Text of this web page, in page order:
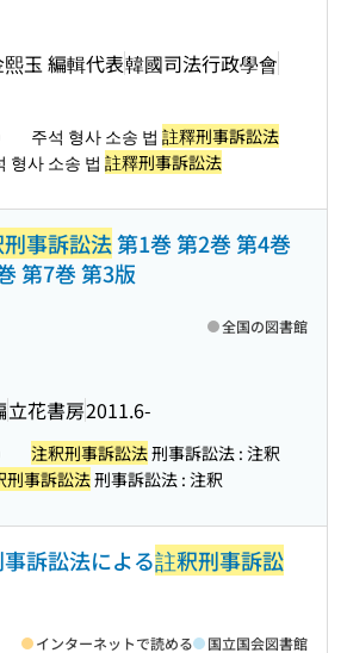
玉 編輯代表韓國司法行政學會
주석 형사 소송 법 註釋刑事訴訟法
형사 소송 법 註釋刑事訴訟法
事訴訟法第1巻 第2巻 第4巻
第7巻 第3版
立花書房2011.6-
全国の図書館
注釈刑事訴訟法刑事訴訟法 : 注釈
刑事訴訟法刑事訴訟法 : 注釈
訴訟法による註釈刑事訴訟
インターネットで読める 国立国会図書館